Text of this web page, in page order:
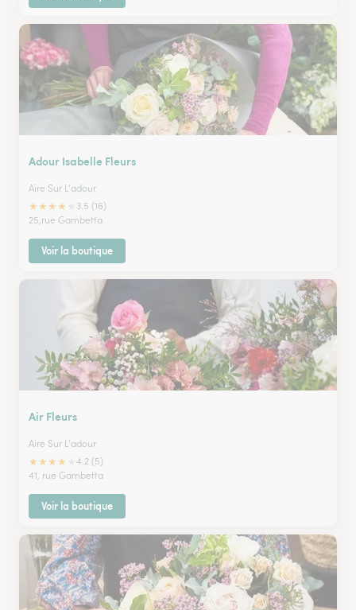
Adour Isabelle Fleurs
Aire Sur L'adour
★★★★
3.5 (16)
25,rue Gambetta
Voir la boutique
Air Fleurs
Aire Sur L'adour
★★★★
4.2 (5)
41, rue Gambetta
Voir la boutique